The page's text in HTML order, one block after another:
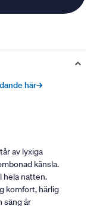
här→
av lyxiga
känsla.
hela natten.
komfort, härlig
säng är